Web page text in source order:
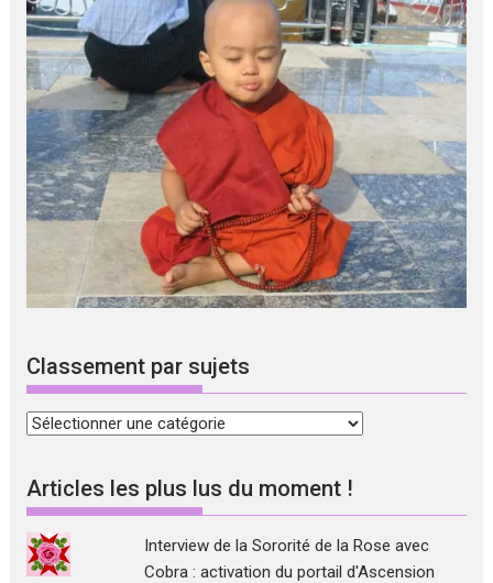
Classement par sujets
Classement
sujets
Articles les plus lus du moment !
Interview de la Sororité de la Rose avec
Cobra : activation du portail d'Ascension